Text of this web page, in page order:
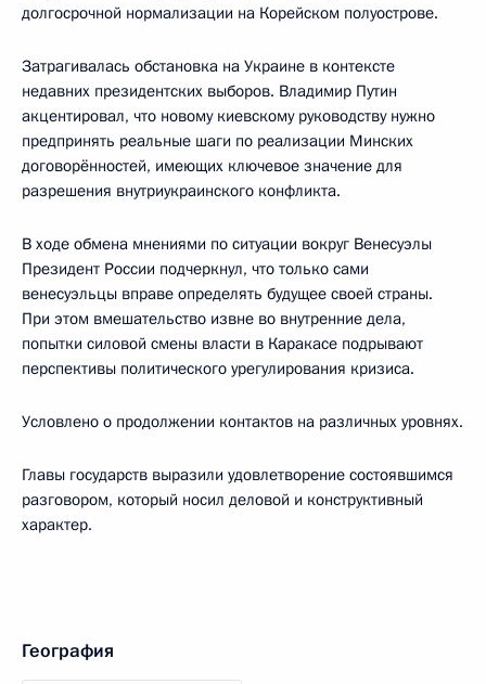
долгосрочной нормализации на Корейском полуострове.
Затрагивалась обстановка на Украине в контексте
недавних президентских выборов. Владимир Путин
акцентировал, что новому киевскому руководству нужно
предпринять реальные шаги по реализации Минских
договорённостей, имеющих ключевое значение для
разрешения внутриукраинского конфликта.
В ходе обмена мнениями по ситуации вокруг Венесуэлы
Президент России подчеркнул, что только сами
венесуэльцы вправе определять будущее своей страны.
При этом вмешательство извне во внутренние дела,
попытки силовой смены власти в Каракасе подрывают
перспективы политического урегулирования кризиса.
Условлено о продолжении контактов на различных уровнях.
Главы государств выразили удовлетворение состоявшимся
разговором, который носил деловой и конструктивный
характер.
География